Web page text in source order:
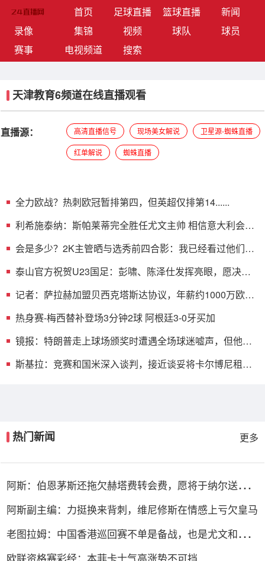
首页(current)足球直播 篮球直播
新闻
录像
集锦 视频 球队
球员
赛事
电视频道 搜索
天津教育6频道在线直播观看
直播源： 高清直播信号 现场美女解说 卫星源-蜘蛛直播
红单解说 蜘蛛直播
全力欧战？热刺欧冠暂排第四，但英超仅排第14......
利希施泰纳：斯帕莱蒂完全胜任尤文主帅 相信意大利会重
会是多少？2K主管晒与选秀前四合影：我已经看过他们的
泰山官方祝贺U23国足：彭啸、陈泽仕发挥亮眼，愿决赛
记者：萨拉赫加盟贝西克塔斯达协议，年薪约1000万欧
热身赛-梅西替补登场3分钟2球 阿根廷3-0牙买加
镜报：特朗普走上球场颁奖时遭遇全场球迷嘘声，但他对
斯基拉：竞赛和国米深入谈判，接近谈妥将卡尔博尼租期
热门新闻 更多
阿斯：伯恩茅斯还拖欠赫塔费转会费，愿将于纳尔送出抵
阿斯副主编：力挺换来背刺，维尼修斯在情感上亏欠皇马
老图拉姆：中国香港巡回赛不单是备战，也是尤文和球迷
欧联资格赛彩经：本菲卡士气高涨势不可挡